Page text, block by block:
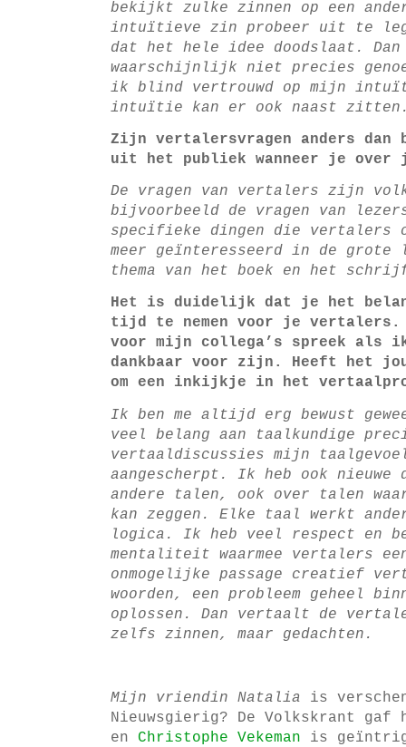
bekijkt zulke zinnen op een
intuïtieve zin probeer uit te
dat het hele idee doodslaat. Dan
waarschijnlijk niet precies
ik blind vertrouwd op mijn
intuïtie kan er ook naast
Zijn vertalersvragen anders dan
uit het publiek wanneer je over
De vragen van vertalers zijn
bijvoorbeeld de vragen van
specifieke dingen die vertalers
meer geïnteresseerd in de
thema van het boek en het
Het is duidelijk dat je het
tijd te nemen voor je
voor mijn collega’s spreek als
dankbaar voor zijn. Heeft het
om een inkijkje in het
Ik ben me altijd erg bewust
veel belang aan taalkundige
vertaaldiscussies mijn
aangescherpt. Ik heb ook nieuwe
andere talen, ook over talen
kan zeggen. Elke taal werkt
logica. Ik heb veel respect en
mentaliteit waarmee vertalers een
onmogelijke passage creatief
woorden, een probleem geheel
oplossen. Dan vertaalt de
zelfs zinnen, maar gedachten.
Mijn vriendin Natalia is
Nieuwsgierig? De Volkskrant gaf
en Christophe Vekeman is